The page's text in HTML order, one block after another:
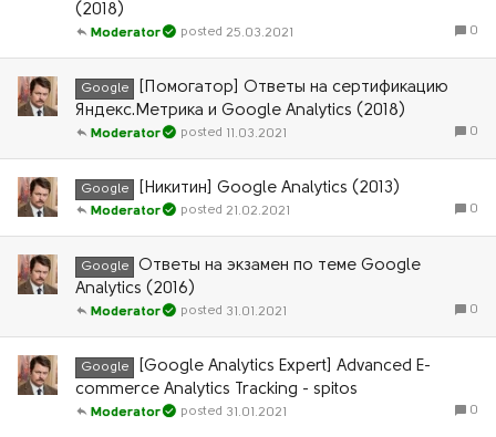
(2018)
0
25.03.2021
Moderator
Google
[Помогатор] Ответы на сертификацию
Яндекс.Метрика и Google Analytics (2018)
0
11.03.2021
Moderator
Google [Никитин] Google Analytics (2013)
0
21.02.2021
Moderator
Google
Ответы на экзамен по теме Google
Analytics (2016)
0
31.01.2021
Moderator
Google
[Google Analytics Expert] Advanced E-
commerce Analytics Tracking - spitos
0
31.01.2021
Moderator